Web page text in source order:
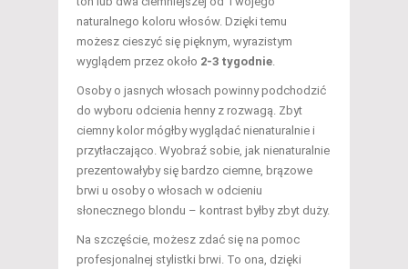
naturalnego koloru włosów. Dzięki temu
możesz cieszyć się pięknym, wyrazistym
wyglądem przez około 2-3 tygodnie.
Osoby o jasnych włosach powinny podchodzić
do wyboru odcienia henny z rozwagą. Zbyt
ciemny kolor mógłby wyglądać nienaturalnie i
przytłaczająco. Wyobraź sobie, jak nienaturalnie
prezentowałyby się bardzo ciemne, brązowe
brwi u osoby o włosach w odcieniu
słonecznego blondu – kontrast byłby zbyt duży.
Na szczęście, możesz zdać się na pomoc
profesjonalnej stylistki brwi. To ona, dzięki